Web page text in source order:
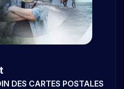
DES CARTES POSTALES